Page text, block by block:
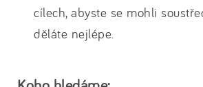
cílech, abyste se mohli
děláte nejlépe.